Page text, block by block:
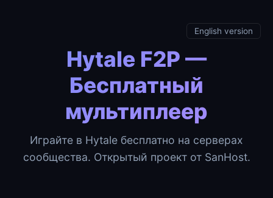
English version
Hytale F2P —
Бесплатный
мультиплеер
Играйте в Hytale бесплатно на серверах
сообщества. Открытый проект от SanHost.